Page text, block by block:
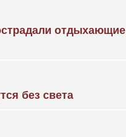
отдыхающие
без света